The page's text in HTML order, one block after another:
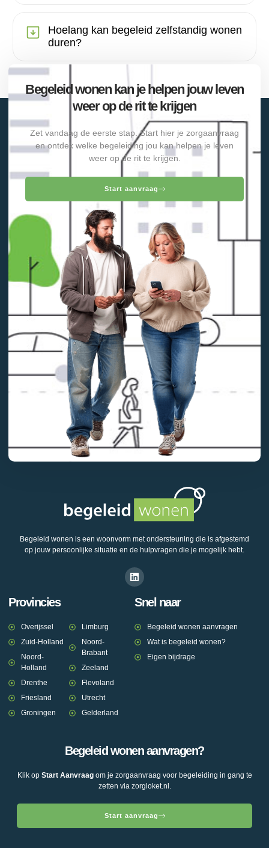
Hoelang kan begeleid zelfstandig wonen
duren?
Begeleid wonen kan je helpen jouw leven
weer op de rit te krijgen
Zet vandaag de eerste stap. Start hier je zorgaanvraag
en ontdek welke begeleiding jou kan helpen je leven
weer op de rit te krijgen.
Start aanvraag
Begeleid wonen is een woonvorm met ondersteuning die is afgestemd
op jouw persoonlijke situatie en de hulpvragen die je mogelijk hebt.
Provincies
Overijssel
Zuid-Holland
Noord-
Holland
Drenthe
Friesland
Groningen
Limburg
Noord-
Brabant
Zeeland
Flevoland
Utrecht
Gelderland
Snel naar
Begeleid wonen aanvragen
Wat is begeleid wonen?
Eigen bijdrage
Begeleid wonen aanvragen?
Klik op Start Aanvraagom je zorgaanvraag voor begeleiding in gang te
zetten via zorgloket.nl.
Start aanvraag